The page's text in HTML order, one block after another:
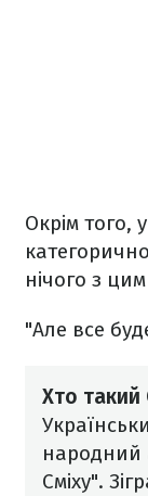
Окрім того,
нічого з
"Але все
Хто такий
народний
Сміху".